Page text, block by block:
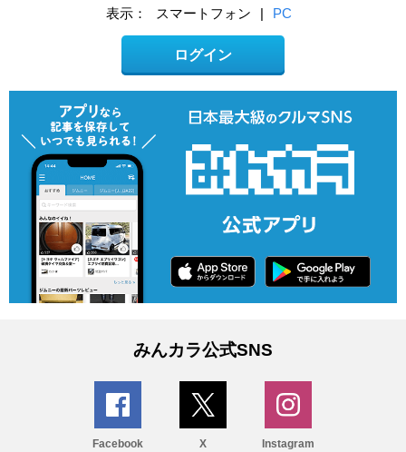
表示： スマートフォン | PC
ログイン
みんカラ公式SNS
Facebook X Instagram